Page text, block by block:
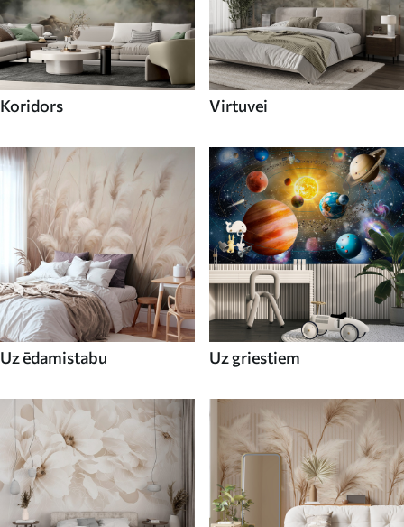
Koridors Virtuvei
Uz ēdamistabu Uz griestiem